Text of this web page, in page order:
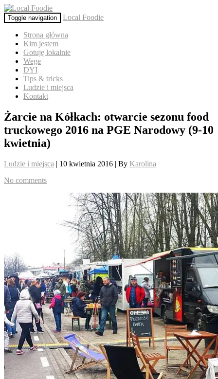
Toggle navigation Local Foodie
Strona główna
Kim jestem
Gotuję lokalnie
Wege
DYI
Tips & tricks
Ludzie i miejsca
Kontakt
Żarcie na Kółkach: otwarcie sezonu food
truckowego 2016 na PGE Narodowy (9-10
kwietnia)
Ludzie i miejsca | 10 kwietnia 2016 | By Karolina
No comments